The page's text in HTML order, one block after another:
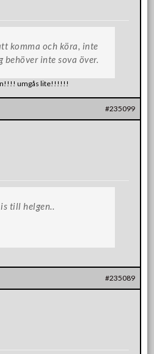
komma och köra, inte
behöver inte sova över.
umgås lite!!!!!!
#235099
till helgen..
#235089